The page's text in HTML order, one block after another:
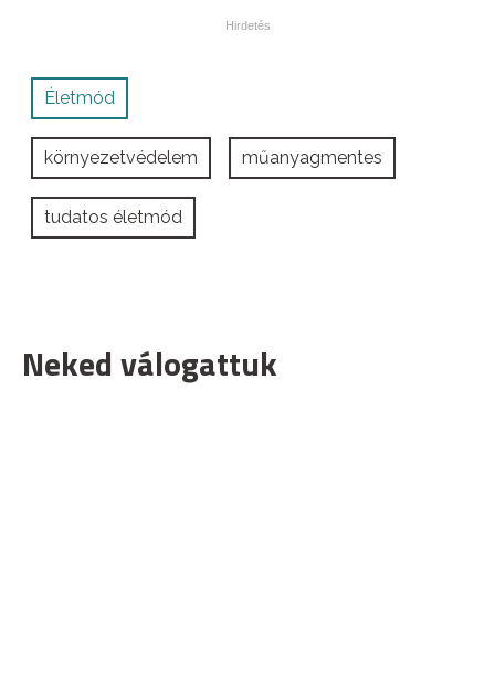
Életmód
környezetvédelem műanyagmentes
tudatos életmód
Neked válogattuk